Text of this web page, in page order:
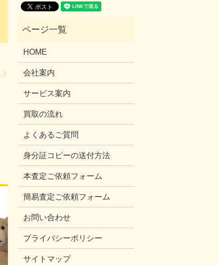
HOME
会社案内
サービス案内
買取の流れ
よくあるご質問
身分証コピーの送付方法
本査定ご依頼フォーム
簡易査定ご依頼フォーム
お問い合わせ
プライバシーポリシー
サイトマップ